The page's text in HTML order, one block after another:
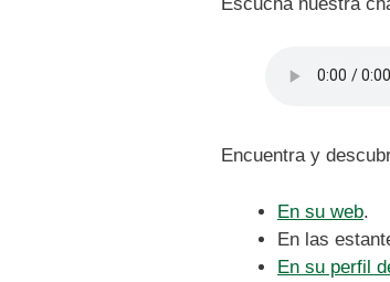
Encuentra y
En su web.
En las
En su perfil